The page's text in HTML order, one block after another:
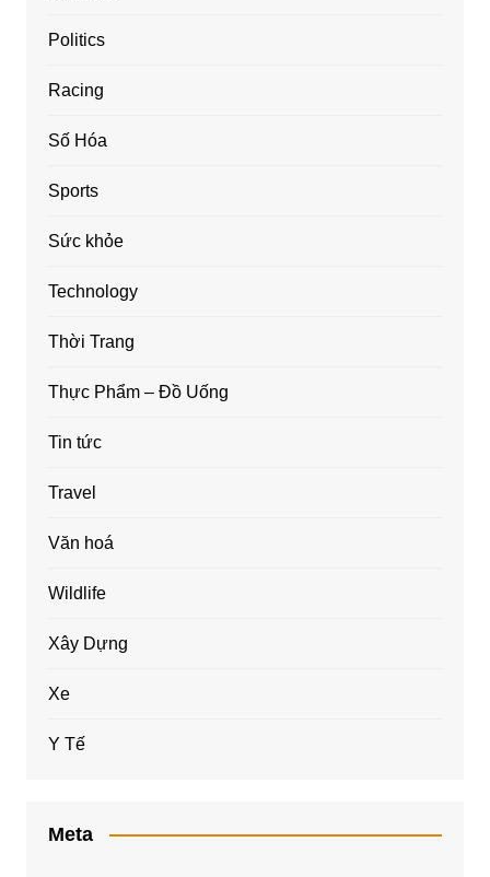
Politics
Racing
Số Hóa
Sports
Sức khỏe
Technology
Thời Trang
Thực Phẩm – Đồ Uống
Tin tức
Travel
Văn hoá
Wildlife
Xây Dựng
Xe
Y Tế
Meta